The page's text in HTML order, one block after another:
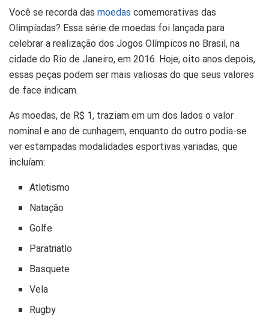
Você se recorda das moedas comemorativas das
Olimpíadas? Essa série de moedas foi lançada para
celebrar a realização dos Jogos Olímpicos no Brasil, na
cidade do Rio de Janeiro, em 2016. Hoje, oito anos depois,
essas peças podem ser mais valiosas do que seus valores
de face indicam.
As moedas, de R$ 1, traziam em um dos lados o valor
nominal e ano de cunhagem, enquanto do outro podia-se
ver estampadas modalidades esportivas variadas, que
incluíam:
Atletismo
Natação
Golfe
Paratriatlo
Basquete
Vela
Rugby